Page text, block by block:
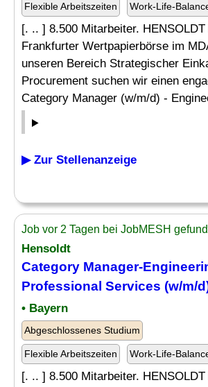
Flexible Arbeitszeiten Work-Life-
[. .. ] 8.500 Mitarbeiter.
Frankfurter Wertpapierbörse im
unseren Bereich Strategischer
Procurement suchen wir einen
Category Manager (w/m/d) -
▶ Zur Stellenanzeige
Job vor 2 Tagen bei JobMESH
Hensoldt
Category Manager-
Professional Services (w/m/
• Bayern
Abgeschlossenes Studium
Flexible Arbeitszeiten Work-Life-
[. .. ] 8.500 Mitarbeiter.